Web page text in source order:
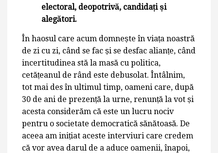
electoral, deopotrivă, candidați și
alegători.
În haosul care acum domnește în viața noastră
de zi cu zi, când se fac și se desfac alianțe, când
incertitudinea stă la masă cu politica,
cetățeanul de rând este debusolat. Întâlnim,
tot mai des în ultimul timp, oameni care, după
30 de ani de prezență la urne, renunță la vot și
acesta considerăm că este un lucru nociv
pentru o societate democratică sănătoasă. De
aceea am inițiat aceste interviuri care credem
că vor avea darul de a aduce oamenii, înapoi,